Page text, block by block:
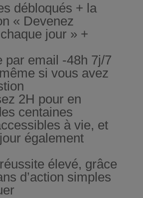
débloqués + la
« Devenez
jour » +
par email -48h 7j/7
si vous avez
2H pour en
centaines
à vie, et
également
élevé, grâce
d’action simples